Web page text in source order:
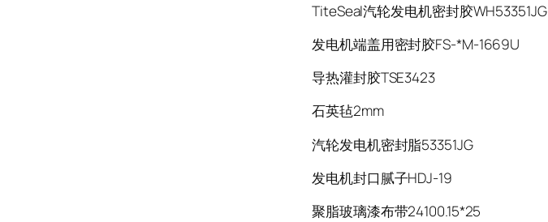
TiteSeal汽轮发电机密封胶WH53351JG
发电机端盖用密封胶FS-*M-1669U
导热灌封胶TSE3423
石英毡2mm
汽轮发电机密封脂53351JG
发电机封口腻子HDJ-19
聚脂玻璃漆布带24100.15*25